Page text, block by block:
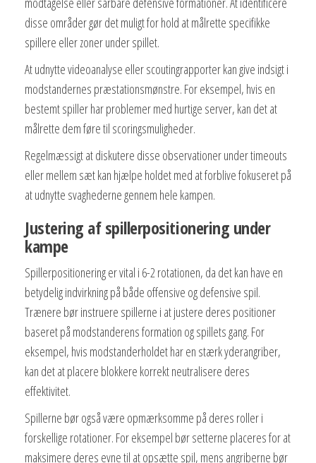
disse områder gør det muligt for hold at målrette specifikke
spillere eller zoner under spillet.
At udnytte videoanalyse eller scoutingrapporter kan give indsigt i
modstandernes præstationsmønstre. For eksempel, hvis en
bestemt spiller har problemer med hurtige server, kan det at
målrette dem føre til scoringsmuligheder.
Regelmæssigt at diskutere disse observationer under timeouts
eller mellem sæt kan hjælpe holdet med at forblive fokuseret på
at udnytte svaghederne gennem hele kampen.
Justering af spillerpositionering under
kampe
Spillerpositionering er vital i 6-2 rotationen, da det kan have en
betydelig indvirkning på både offensive og defensive spil.
Trænere bør instruere spillerne i at justere deres positioner
baseret på modstanderens formation og spillets gang. For
eksempel, hvis modstanderholdet har en stærk yderangriber,
kan det at placere blokkere korrekt neutralisere deres
effektivitet.
Spillerne bør også være opmærksomme på deres roller i
forskellige rotationer. For eksempel bør setterne placeres for at
maksimere deres evne til at opsætte spil, mens angriberne bør